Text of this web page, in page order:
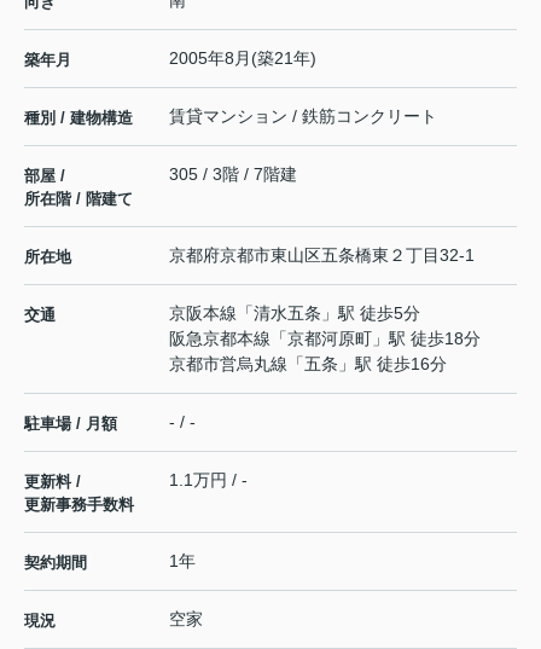
築年月 2005年8月(築21年)
種別 / 建物構造 賃貸マンション / 鉄筋コンクリート
部屋 /
所在階 / 階建て
305 / 3階 / 7階建
所在地 京都府京都市東山区五条橋東２丁目32-1
交通 京阪本線 「清水五条 」駅 徒歩5分
阪急京都本線 「京都河原町 」駅 徒歩18分
京都市営烏丸線 「五条 」駅 徒歩16分
駐車場 / 月額 - / -
更新料 /
更新事務手数料
1.1万円 / -
契約期間 1年
現況 空家